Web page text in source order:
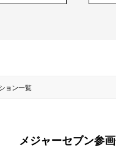
ョン一覧
メジャーセブン参